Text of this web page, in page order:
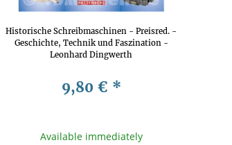
Historische Schreibmaschinen - Preisred. -
Geschichte, Technik und Faszination -
Leonhard Dingwerth
9,80 € *
Available immediately